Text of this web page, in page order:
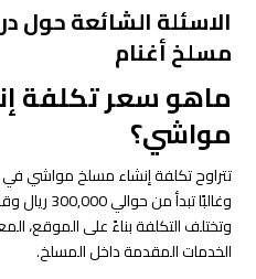
الاسئلة الشائعة
مسلخ أغنام
ماهو سعر تكلفة
مواشي؟
تتراوح تكلفة إنشاء مسلخ مواشي
وتختلف التكلفة بناءً على الموقع،
الخدمات المقدمة داخل المسلخ.